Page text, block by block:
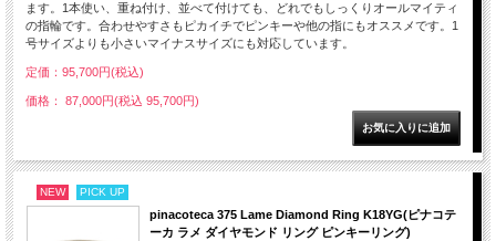
ます。1本使い、重ね付け、並べて付けても、どれでもしっくりオールマイティ
の指輪です。合わせやすさもピカイチでピンキーや他の指にもオススメです。1
号サイズよりも小さいマイナスサイズにも対応しています。
定価：95,700円(税込)
価格： 87,000円(税込 95,700円)
NEW PICK UP
pinacoteca 375 Lame Diamond Ring K18YG(ピナコテ
ーカ ラメ ダイヤモンド リング ピンキーリング)